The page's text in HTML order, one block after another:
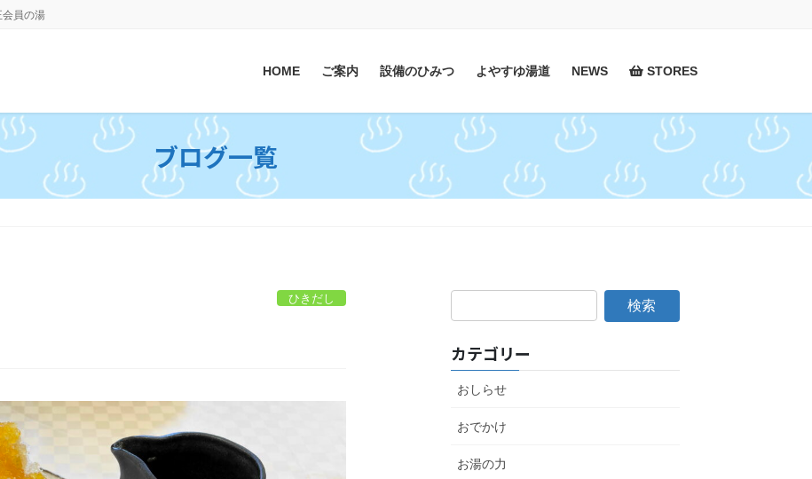
会員の湯
HOME ご案内 設備のひみつ よやすゆ湯道 NEWS STORES
ブログ一覧
ひきだし
カテゴリー
おしらせ
おでかけ
お湯の力